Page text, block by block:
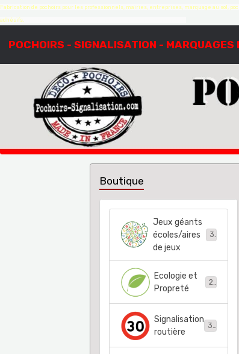
Fabrication de pochoirs pour les professionnels, mairies, entreprises, marquage au sol,
adhésifs,
POCHOIRS - SIGNALISATION - MARQUAGES
Boutique
Jeux géants
écoles/aires
de jeux
38
Ecologie et
Propreté
21
Signalisation
routière
36